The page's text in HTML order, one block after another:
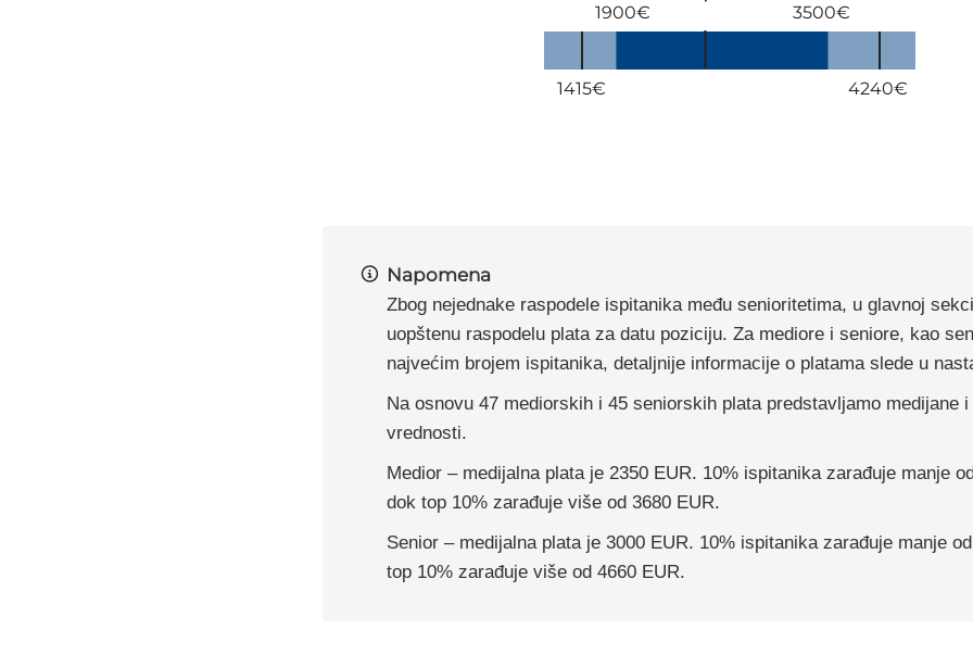
1415€ 4240€
1900€
3500€
Napomena
Zbog nejednake raspodele ispitanika među senioritetima, u glavnoj
uopštenu raspodelu plata za datu poziciju. Za mediore i seniore, kao
najvećim brojem ispitanika, detaljnije informacije o platama slede u
Na osnovu 47 mediorskih i 45 seniorskih plata predstavljamo medijane
vrednosti.
Medior – medijalna plata je 2350 EUR. 10% ispitanika zarađuje manje
dok top 10% zarađuje više od 3680 EUR.
Senior – medijalna plata je 3000 EUR. 10% ispitanika zarađuje manje
top 10% zarađuje više od 4660 EUR.